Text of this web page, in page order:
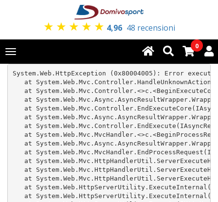
★ ★ ★ ★ ★ 4,96 48 recensioni
Toggle
navigation
0
System.Web.HttpException (0x80004005): Error
at
at
at
at
at
at
at
at
at
at
at
at
at
at